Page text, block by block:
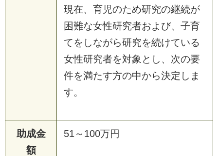
現在、育児のため研究の継続が
困難な女性研究者および、子育
てをしながら研究を続けている
女性研究者を対象とし、次の要
件を満たす方の中から決定しま
す。
助成金
額
51～100万円